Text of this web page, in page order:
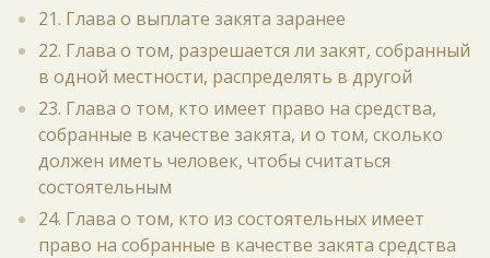
21. Глава о выплате закята заранее
22. Глава о том, разрешается ли закят, собранный
в одной местности, распределять в другой
23. Глава о том, кто имеет право на средства,
собранные в качестве закята, и о том, сколько
должен иметь человек, чтобы считаться
состоятельным
24. Глава о том, кто из состоятельных имеет
право на собранные в качестве закята средства